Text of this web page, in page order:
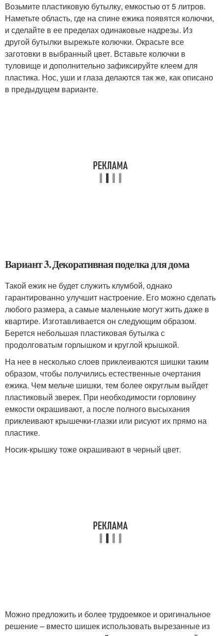
Возьмите пластиковую бутылку, емкостью от 5 литров.
Наметьте область, где на спине ежика появятся колючки,
и сделайте в ее пределах одинаковые надрезы. Из
другой бутылки вырежьте колючки. Окрасьте все
заготовки в выбранный цвет. Вставьте колючки в
туловище и дополнительно зафиксируйте клеем для
пластика. Нос, уши и глаза делаются так же, как описано
в предыдущем варианте.
Вариант 3. Декоративная поделка для дома
Такой ежик не будет служить клумбой, однако
гарантированно улучшит настроение. Его можно сделать
любого размера, а самые маленькие могут жить даже в
квартире. Изготавливается он следующим образом.
Берется небольшая пластиковая бутылка с
продолговатым горлышком и круглой крышкой.
На нее в несколько слоев приклеиваются шишки таким
образом, чтобы получились естественные очертания
ежика. Чем мельче шишки, тем более округлым выйдет
пластиковый зверек. При необходимости горловину
емкости окрашивают, а после полного высыхания
приклеивают крышечки-глазки или рисуют их прямо на
пластике.
Носик-крышку тоже окрашивают в черный цвет.
Можно предложить и более трудоемкое и оригинальное
решение – вместо шишек использовать вырезанные из